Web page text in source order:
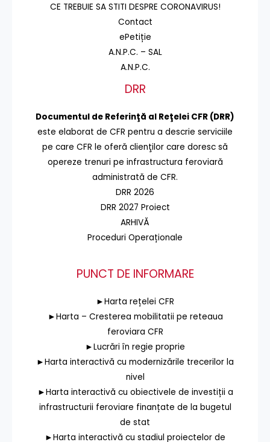
CE TREBUIE SA STITI DESPRE CORONAVIRUS!
Contact
ePetiție
A.N.P.C. – SAL
A.N.P.C.
DRR
Documentul de Referinţă al Reţelei CFR (DRR)
este elaborat de CFR pentru a descrie serviciile
pe care CFR le oferă clienţilor care doresc să
opereze trenuri pe infrastructura feroviară
administrată de CFR.
DRR 2026
DRR 2027 Proiect
ARHIVĂ
Proceduri Operaționale
PUNCT DE INFORMARE
►Harta rețelei CFR
►Harta – Cresterea mobilitatii pe reteaua
feroviara CFR
►Lucrări în regie proprie
►Harta interactivă cu modernizările trecerilor la
nivel
►Harta interactivă cu obiectivele de investiții a
infrastructurii feroviare finanțate de la bugetul
de stat
►Harta interactivă cu stadiul proiectelor de